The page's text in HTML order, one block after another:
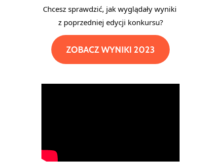
Chcesz sprawdzić, jak wyglądały wyniki
z poprzedniej edycji konkursu?
ZOBACZ WYNIKI 2023